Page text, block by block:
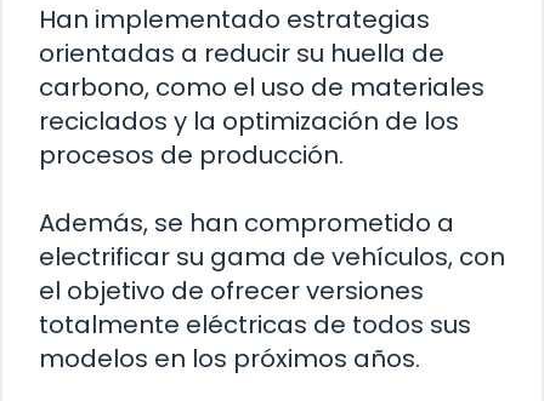
Han implementado estrategias
orientadas a reducir su huella de
carbono, como el uso de materiales
reciclados y la optimización de los
procesos de producción.
Además, se han comprometido a
electrificar su gama de vehículos, con
el objetivo de ofrecer versiones
totalmente eléctricas de todos sus
modelos en los próximos años.